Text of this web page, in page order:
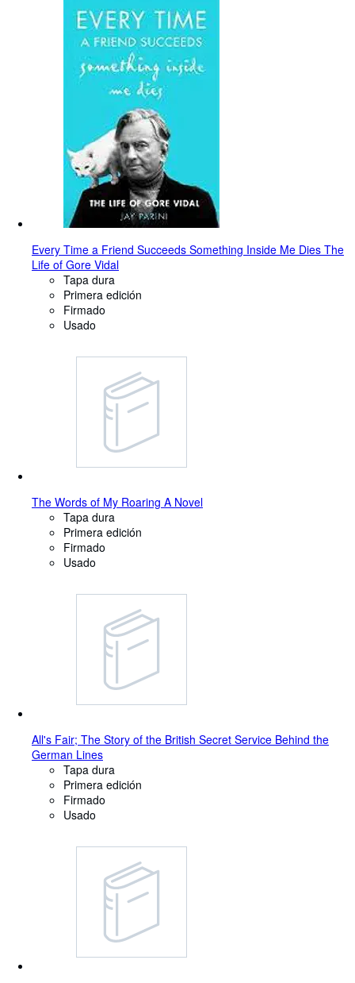
Every Time a Friend Succeeds Something Inside Me Dies The
Life of Gore Vidal
Tapa dura
Primera edición
Firmado
Usado
The Words of My Roaring A Novel
Tapa dura
Primera edición
Firmado
Usado
All's Fair; The Story of the British Secret Service Behind the
German Lines
Tapa dura
Primera edición
Firmado
Usado